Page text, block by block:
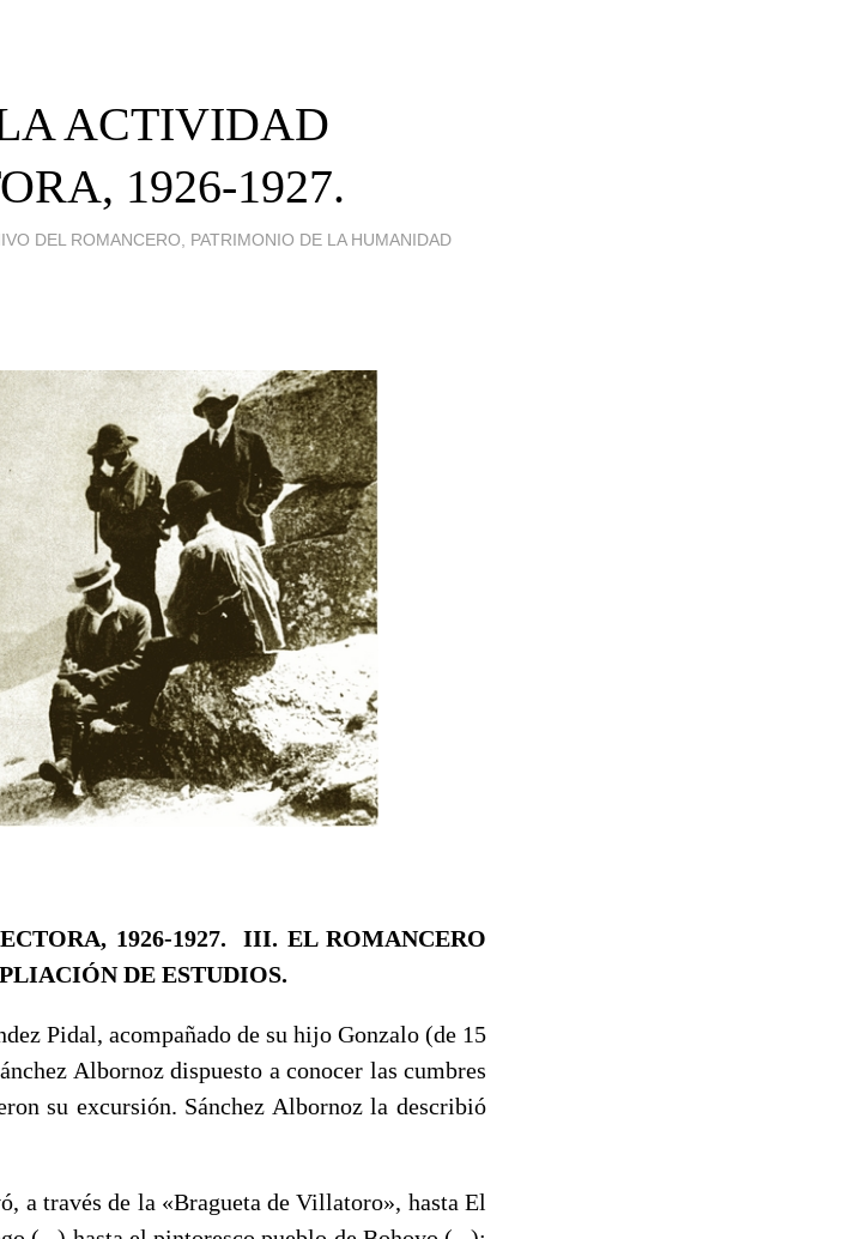
ACTIVIDAD
1926-1927.
DEL ROMANCERO, PATRIMONIO DE LA HUMANIDAD
1926-1927.
III. EL ROMANCERO
DE ESTUDIOS.
Pidal, acompañado de su hijo Gonzalo (de 15
Albornoz dispuesto a conocer las cumbres
su excursión. Sánchez Albornoz la describió
a través de la «Bragueta de Villatoro», hasta El